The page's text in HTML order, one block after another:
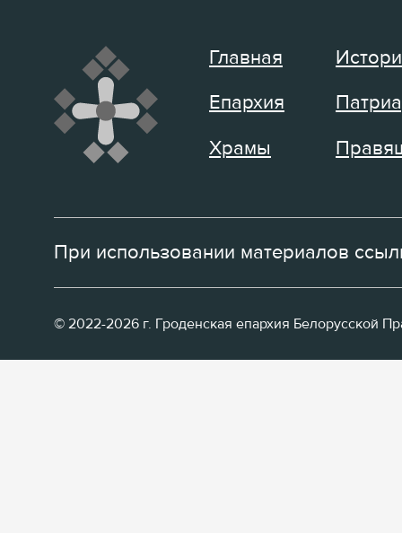
Главная
Епархия
Храмы
При использовании материалов
© 2022-2026 г. Гроденская епархия Белорусской